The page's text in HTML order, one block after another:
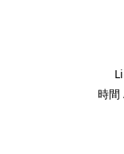
時間